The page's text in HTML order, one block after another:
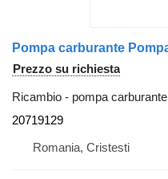
Prezzo su richiesta
Ricambio - pompa carburante
20719129
Romania, Cristesti